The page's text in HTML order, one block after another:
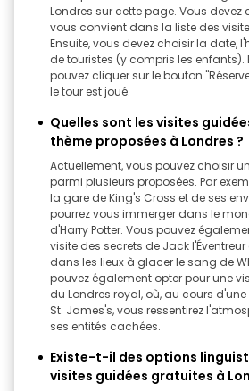
Londres sur cette page. Vous devez
vous convient dans la liste des
Ensuite, vous devez choisir la date,
de touristes (y compris les enfants).
pouvez cliquer sur le bouton
le tour est joué.
Quelles sont les visites
thème proposées à Londres ?
Actuellement, vous pouvez choisir
parmi plusieurs proposées. Par
la gare de King's Cross et de ses
pourrez vous immerger dans le
d'Harry Potter. Vous pouvez
visite des secrets de Jack
dans les lieux à glacer le sang de
pouvez également opter pour une
du Londres royal, où, au cours
St. James's, vous ressentirez
ses entités cachées.
Existe-t-il des options
visites guidées gratuites à